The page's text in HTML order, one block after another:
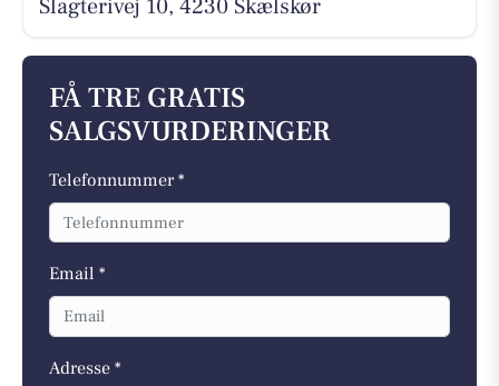
Slagterivej 10, 4230 Skælskør
FÅ TRE GRATIS
SALGSVURDERINGER
Telefonnummer *
Email *
Adresse *